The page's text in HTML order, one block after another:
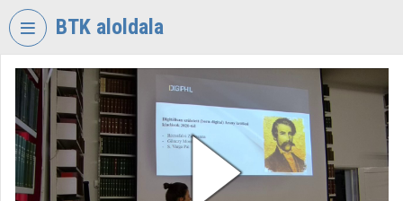
Skip header
BTK aloldala
VIDEOTORIUM
RESEARCH
CENTRE
FOR
THE